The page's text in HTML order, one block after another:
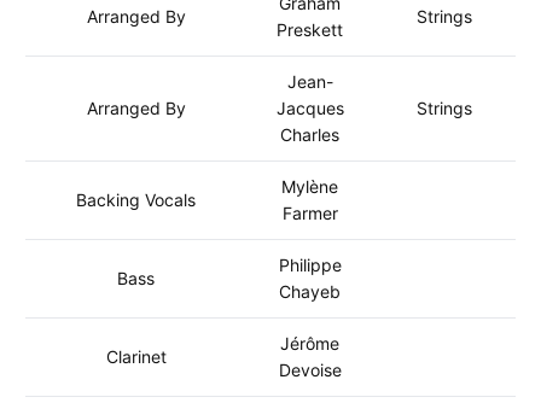
Arranged By
Preskett
Strings
Arranged By
Jean-
Jacques
Charles
Strings
Backing Vocals
Mylène
Farmer
Bass
Philippe
Chayeb
Clarinet
Jérôme
Devoise